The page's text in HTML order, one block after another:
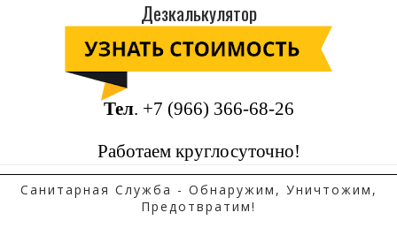
Дезкалькулятор
Тел. +7 (966) 366-68-26
Работаем круглосуточно!
Санитарная Служба - Обнаружим, Уничтожим,
Предотвратим!